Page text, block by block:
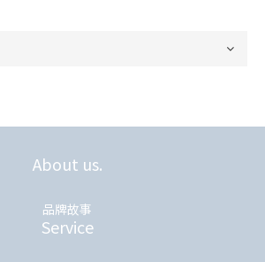
About us.
品牌故事
Service